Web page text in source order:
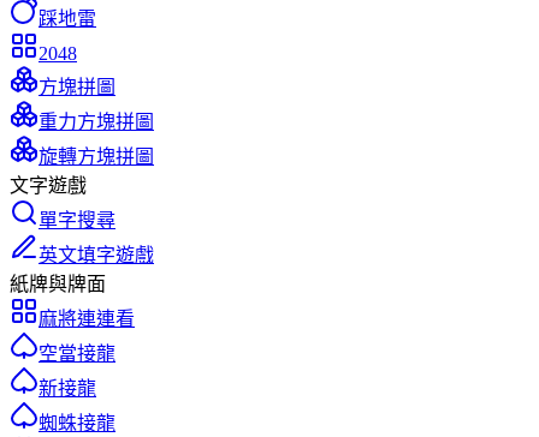
踩地雷
2048
方塊拼圖
重力方塊拼圖
旋轉方塊拼圖
文字遊戲
單字搜尋
英文填字遊戲
紙牌與牌面
麻將連連看
空當接龍
新接龍
蜘蛛接龍